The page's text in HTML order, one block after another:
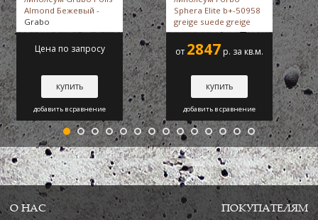
Almond Бежевый -
Grabo
Цена по запросу
купить
добавить в сравнение
Sphera Elite b+-50958
greige suede greige
suede -Forbo
от 2847 р. за кв.м.
купить
добавить в сравнение
О НАС ПОКУПАТЕЛЯМ